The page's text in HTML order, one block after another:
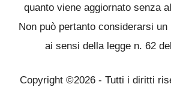
quanto viene aggiornato senza
Non può pertanto considerarsi
ai sensi della legge n. 62
Copyright ©2026 - Tutti i diritti